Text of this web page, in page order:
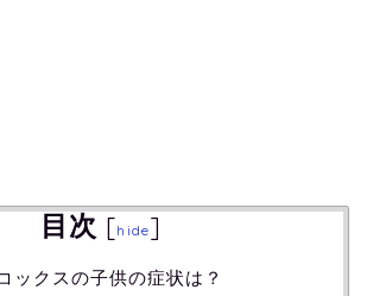
目次 [hide]
ックスの子供の症状は？